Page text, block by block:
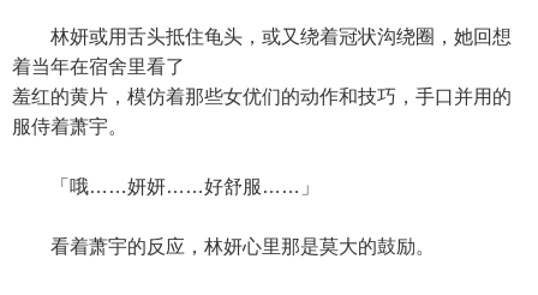
林妍或用舌头抵住龟头，或又绕着冠状沟绕圈，她回想
着当年在宿舍里看了
羞红的黄片，模仿着那些女优们的动作和技巧，手口并用的
服侍着萧宇。
「哦……妍妍……好舒服……」
看着萧宇的反应，林妍心里那是莫大的鼓励。